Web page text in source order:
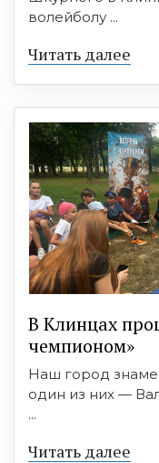
волейболу ...
Читать далее
В Клинцах
чемпионом»
Наш город
один из них —
...
Читать далее